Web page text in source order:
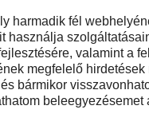
DE FR)